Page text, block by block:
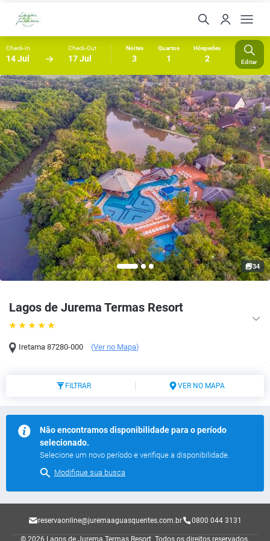
Check-In
14 Jul
Check-Out
17 Jul
Noites
3
Quartos
1
Hóspedes
2 Editar
Lagos de Jurema Termas Resort
Iretama 87280-000 (Ver no Mapa)
34
FILTRAR VER NO MAPA
Não encontramos disponibilidade para o período
selecionado.
Selecione um novo período e verifique a disponibilidade.
Modifique sua busca
reservaonline@juremaaguasquentes.com.br 0800 044 3131
© 2026 Lagos de Jurema Termas Resort. Todos os direitos reservados.